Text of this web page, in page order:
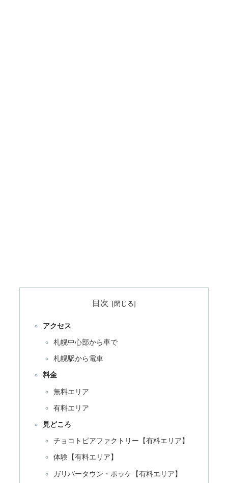
目次
アクセス
札幌中心部から車で
札幌駅から電車
料金
無料エリア
有料エリア
見どころ
チョコトピアファクトリー【有料エリア】
体験【有料エリア】
ガリバータウン・ポッケ【有料エリア】